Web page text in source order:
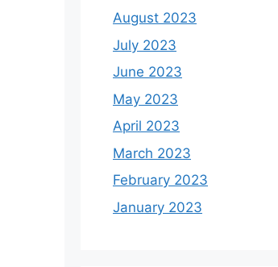
August 2023
July 2023
June 2023
May 2023
April 2023
March 2023
February 2023
January 2023